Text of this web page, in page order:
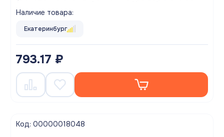
под леску)
Наличие товара:
Екатеринбург
793.17 ₽
Код: 00000018048